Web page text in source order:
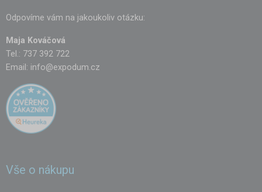
Odpovíme vám na jakoukoliv otázku:
Maja Kováčová
Tel.: 737 392 722
Email: info@expodum.cz
Vše o nákupu